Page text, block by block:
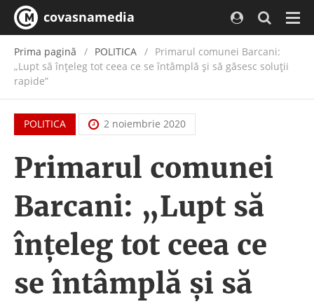
covasnamedia
Prima pagină POLITICA
Primarul comunei Barcani:
„Lupt să înțeleg tot ceea ce se întâmplă și să găsesc soluții
rapide”
POLITICA 2 noiembrie 2020
Primarul comunei
Barcani: „Lupt să
înțeleg tot ceea ce
se întâmplă și să